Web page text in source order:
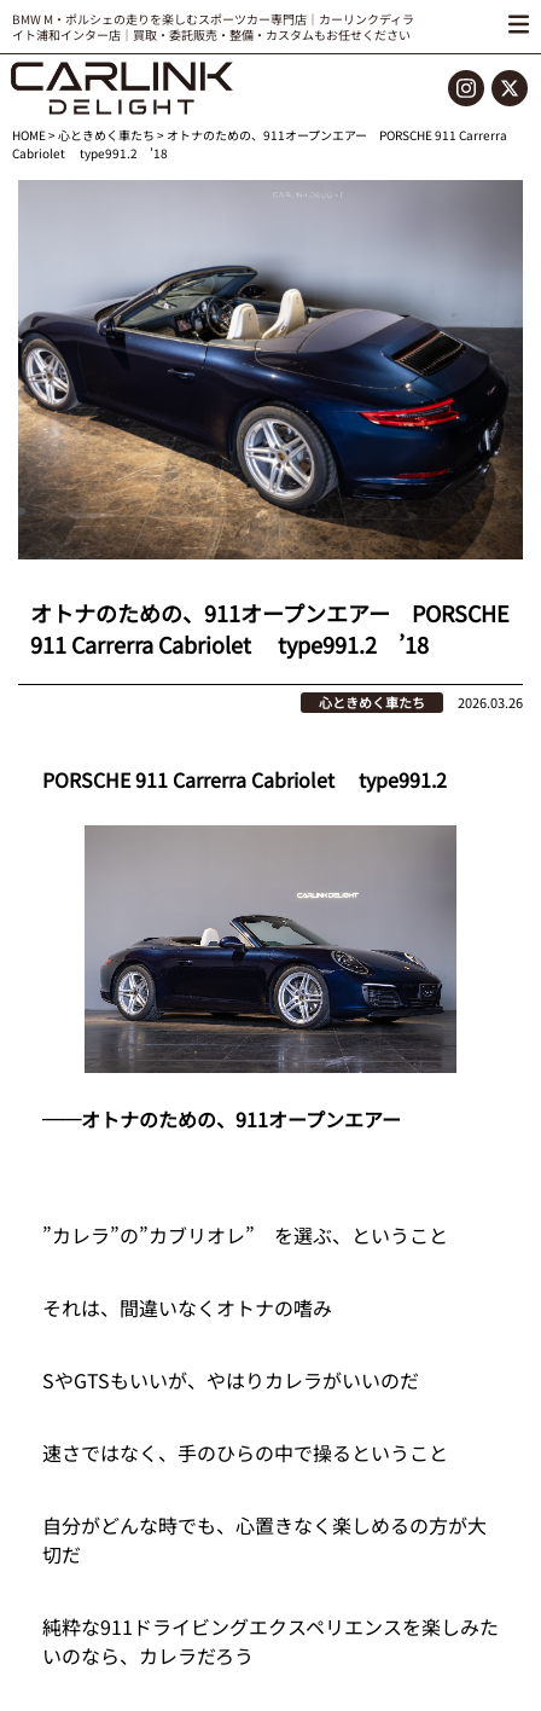
BMW M・ポルシェの走りを楽しむスポーツカー専門店｜カーリンクディラ
イト浦和インター店｜買取・委託販売・整備・カスタムもお任せください
HOME>心ときめく車たち > オトナのための、911オープンエアー PORSCHE 911 Carrerra
Cabriolet type991.2 ’18
オトナのための、911オープンエアー PORSCHE
911 Carrerra Cabriolet type991.2 ’18
心ときめく車たち 2026.03.26
PORSCHE 911 Carrerra Cabriolet type991.2
──オトナのための、911オープンエアー
”カレラ”の”カブリオレ” を選ぶ、ということ
それは、間違いなくオトナの嗜み
SやGTSもいいが、やはりカレラがいいのだ
速さではなく、手のひらの中で操るということ
自分がどんな時でも、心置きなく楽しめるの方が大
切だ
純粋な911ドライビングエクスペリエンスを楽しみた
いのなら、カレラだろう